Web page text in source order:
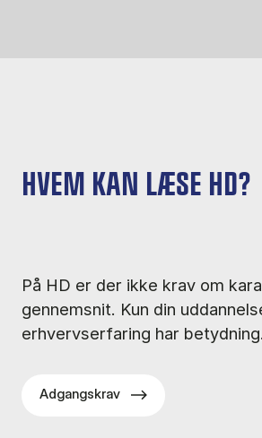
HVEM KAN LÆSE HD?
På HD er der ikke krav om
gennemsnit. Kun din
erhvervserfaring har betydning.
Adgangskrav